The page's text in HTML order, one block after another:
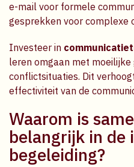
e-mail voor formele
gesprekken voor complexe
Investeer in
leren omgaan met
conflictsituaties. Dit
effectiviteit van de
Waarom is
belangrijk in de
begeleiding?